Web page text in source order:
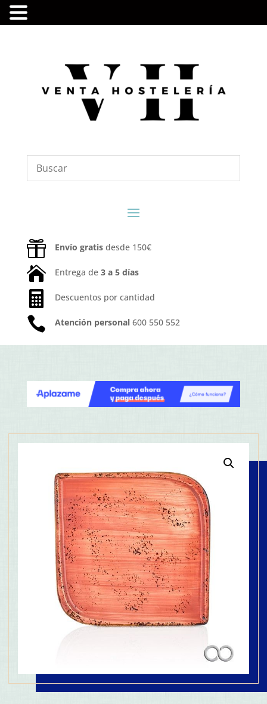
 Envío gratisdesde 150€
 Entrega de 3 a 5 días
 Descuentos por cantidad
 Atención personal600 550 552